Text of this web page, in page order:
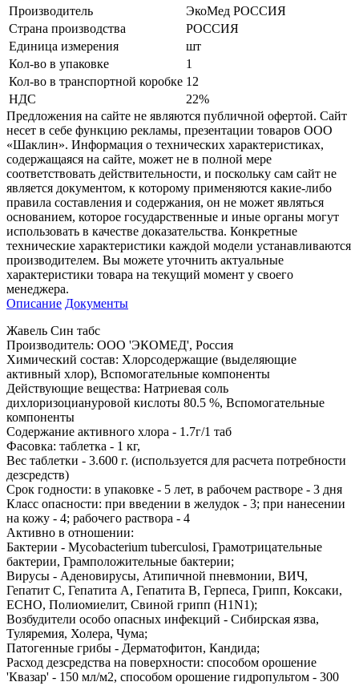
Производитель
ЭкоМед РОССИЯ
Страна производства
РОССИЯ
Единица измерения
шт
Кол-во в упаковке
1
Кол-во в транспортной коробке 12
НДС
22%
Предложения на сайте не являются публичной офертой. Сайт
несет в себе функцию рекламы, презентации товаров ООО
«Шаклин». Информация о технических характеристиках,
содержащаяся на сайте, может не в полной мере
соответствовать действительности, и поскольку сам сайт не
является документом, к которому применяются какие-либо
правила составления и содержания, он не может являться
основанием, которое государственные и иные органы могут
использовать в качестве доказательства. Конкретные
технические характеристики каждой модели устанавливаются
производителем. Вы можете уточнить актуальные
характеристики товара на текущий момент у своего
менеджера.
Описание Документы
Жавель Син табс
Производитель: ООО 'ЭКОМЕД', Россия
Химический состав: Хлорсодержащие (выделяющие
активный хлор), Вспомогательные компоненты
Действующие вещества: Натриевая соль
дихлоризоциануровой кислоты 80.5 %, Вспомогательные
компоненты
Содержание активного хлора - 1.7г/1 таб
Фacовка: таблетка - 1 кг,
Вес таблетки - 3.600 г. (используется для расчета потребности
дезсредств)
Срок годности: в упаковке - 5 лет, в рабочем растворе - 3 дня
Класс опасности: при введении в желудок - 3; при нанесении
на кожу - 4; рабочего раствора - 4
Активно в отношении:
Бактерии - Mycobacterium tuberculosi, Грамотрицательные
бактерии, Грамположительные бактерии;
Вирусы - Аденовирусы, Атипичной пневмонии, ВИЧ,
Гепатит С, Гепатита А, Гепатита В, Герпеса, Грипп, Коксаки,
ECHO, Полиомиелит, Свиной грипп (H1N1);
Возбудители особо опасных инфекций - Сибирская язва,
Туляремия, Холера, Чума;
Патогенные грибы - Дерматофитон, Кандида;
Расход дезсредства на поверхности: способом орошение
'Квазар' - 150 мл/м2, способом орошение гидропультом - 300